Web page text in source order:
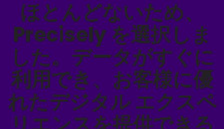
ほとんどないため、
Precisely を選択しま
した。データがすぐに
利用でき、お客様に優
れたデジタル エクスペ